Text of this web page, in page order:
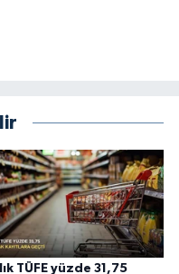
TÜFE yüzde 31,75